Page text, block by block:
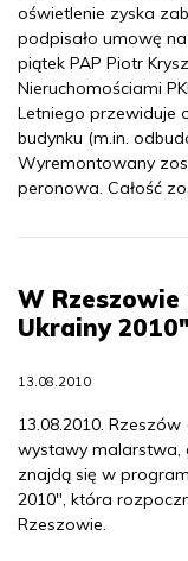
oświetlenie zyska
podpisało umowę
piątek PAP Piotr
Nieruchomościami
Letniego przewiduje
budynku (m.in.
Wyremontowany
peronowa. Całość
W
Ukrainy
13.08.2010
13.08.2010.
wystawy malarstwa,
znajdą się w
2010", która
Rzeszowie.